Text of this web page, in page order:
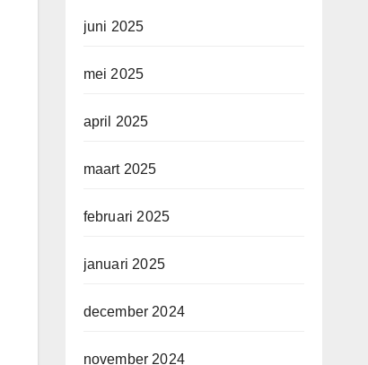
juni 2025
mei 2025
april 2025
maart 2025
februari 2025
januari 2025
december 2024
november 2024